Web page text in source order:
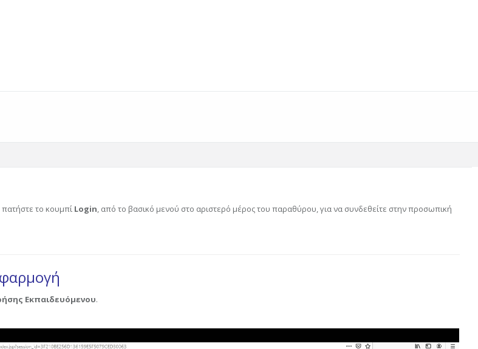
το κουμπί Login, από το βασικό μενού στο αριστερό μέρος του παραθύρου, για να συνδεθείτε στην προσωπική
Εκπαιδευόμενου.